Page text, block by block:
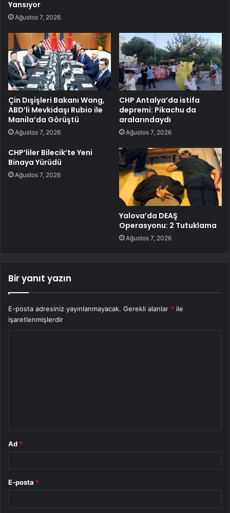
Yansıyor
Ağustos 7, 2026
Çin Dışişleri Bakanı Wang,
ABD’li Mevkidaşı Rubio ile
Manila’da Görüştü
Ağustos 7, 2026
CHP Antalya’da istifa
depremi: Pikachu da
aralarındaydı
Ağustos 7, 2026
CHP’liler Bilecik’te Yeni
Binaya Yürüdü
Ağustos 7, 2026
Yalova’da DEAŞ
Operasyonu: 2 Tutuklama
Ağustos 7, 2026
Bir yanıt yazın
E-posta adresiniz yayınlanmayacak. Gerekli alanlar * ile
işaretlenmişlerdir
Ad *
E-posta *